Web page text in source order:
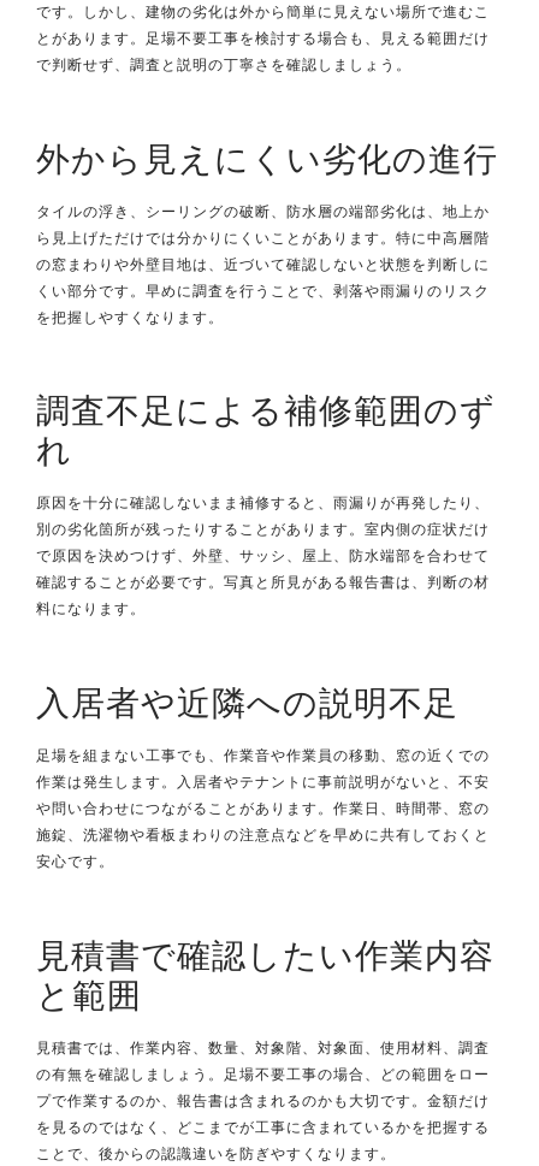
です。しかし、建物の劣化は外から簡単に見えない場所で進むこ
とがあります。足場不要工事を検討する場合も、見える範囲だけ
で判断せず、調査と説明の丁寧さを確認しましょう。
外から見えにくい劣化の進行
タイルの浮き、シーリングの破断、防水層の端部劣化は、地上か
ら見上げただけでは分かりにくいことがあります。特に中高層階
の窓まわりや外壁目地は、近づいて確認しないと状態を判断しに
くい部分です。早めに調査を行うことで、剥落や雨漏りのリスク
を把握しやすくなります。
調査不足による補修範囲のず
れ
原因を十分に確認しないまま補修すると、雨漏りが再発したり、
別の劣化箇所が残ったりすることがあります。室内側の症状だけ
で原因を決めつけず、外壁、サッシ、屋上、防水端部を合わせて
確認することが必要です。写真と所見がある報告書は、判断の材
料になります。
入居者や近隣への説明不足
足場を組まない工事でも、作業音や作業員の移動、窓の近くでの
作業は発生します。入居者やテナントに事前説明がないと、不安
や問い合わせにつながることがあります。作業日、時間帯、窓の
施錠、洗濯物や看板まわりの注意点などを早めに共有しておくと
安心です。
見積書で確認したい作業内容
と範囲
見積書では、作業内容、数量、対象階、対象面、使用材料、調査
の有無を確認しましょう。足場不要工事の場合、どの範囲をロー
プで作業するのか、報告書は含まれるのかも大切です。金額だけ
を見るのではなく、どこまでが工事に含まれているかを把握する
ことで、後からの認識違いを防ぎやすくなります。